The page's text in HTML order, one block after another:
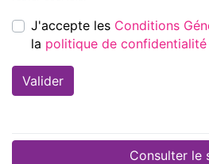
J'accepte les
la
politique de confidentialité
Consulter le